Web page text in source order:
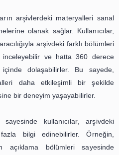
öğrencilerin öğrenme
mirasımıza daha geniş
sanal tur teknolojisinin
daha da
sanal tur
seyahat